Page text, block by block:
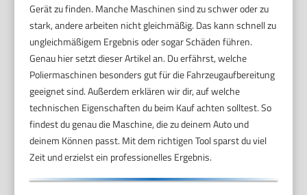
Gerät zu finden. Manche Maschinen sind zu schwer oder zu
stark, andere arbeiten nicht gleichmäßig. Das kann schnell zu
ungleichmäßigem Ergebnis oder sogar Schäden führen.
Genau hier setzt dieser Artikel an. Du erfährst, welche
Poliermaschinen besonders gut für die Fahrzeugaufbereitung
geeignet sind. Außerdem erklären wir dir, auf welche
technischen Eigenschaften du beim Kauf achten solltest. So
findest du genau die Maschine, die zu deinem Auto und
deinem Können passt. Mit dem richtigen Tool sparst du viel
Zeit und erzielst ein professionelles Ergebnis.